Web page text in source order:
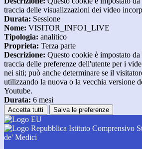
traccia delle visualizzazioni dei video
Durata: Sessione
Nome: VISITOR_INFO1_LIVE
Tipologia: analitico
Proprieta: Terza parte
Descrizione: Questo cookie è impostato
traccia delle preferenze dell'utente per i
nei siti; può anche determinare se il
utilizzando la nuova o la vecchia versione
Youtube.
Durata: 6 mesi
Accetta tutti Salva le preferenze
Istituto Comprensivo
de' Medici